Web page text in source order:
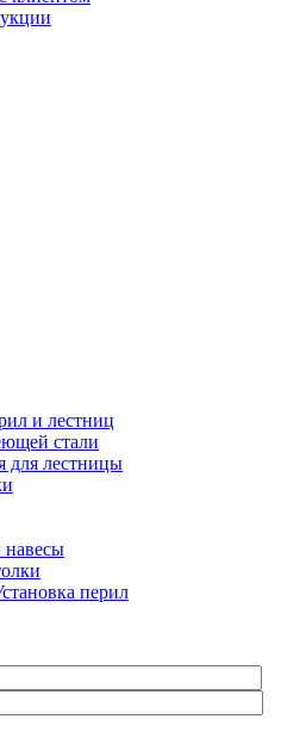
и лестниц
стали
для лестницы
навесы
перил